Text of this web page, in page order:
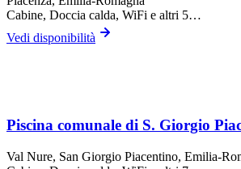
Cabine, Doccia calda, WiFi e altri 5…
Vedi disponibilità
Piscina comunale di S. Giorgio
Val Nure, San Giorgio Piacentino, Emilia-